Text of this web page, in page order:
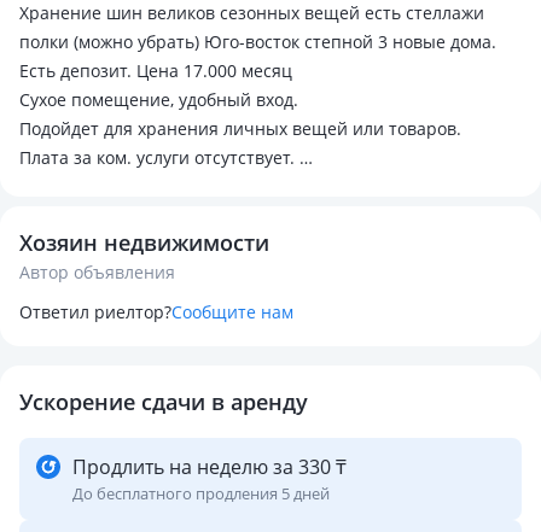
Хранение шин великов сезонных вещей есть стеллажи
полки (можно убрать) Юго-восток степной 3 новые дома.
Есть депозит. Цена 17.000 месяц
Сухое помещение, удобный вход.
Подойдет для хранения личных вещей или товаров.
Плата за ком. услуги отсутствует.
Хозяин недвижимости
Автор объявления
Ответил риелтор?Сообщите нам
Ускорение сдачи в аренду
Продлить на неделю за 330 ₸
До бесплатного продления 5 дней